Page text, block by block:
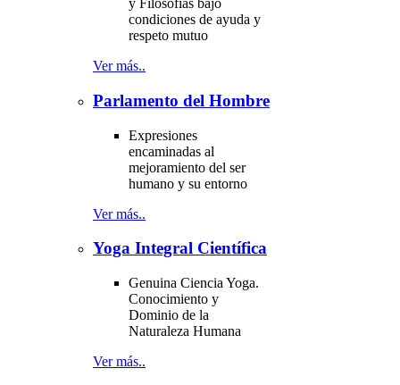
y Filosofías bajo
condiciones de ayuda y
respeto mutuo
Ver más..
Parlamento del Hombre
Expresiones
encaminadas al
mejoramiento del ser
humano y su entorno
Ver más..
Yoga Integral Científica
Genuina Ciencia Yoga.
Conocimiento y
Dominio de la
Naturaleza Humana
Ver más..